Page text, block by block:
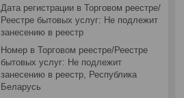
Дата регистрации в Торговом реестре/
Реестре бытовых услуг: Не подлежит
занесению в реестр
Номер в Торговом реестре/Реестре
бытовых услуг: Не подлежит
занесению в реестр, Республика
Беларусь